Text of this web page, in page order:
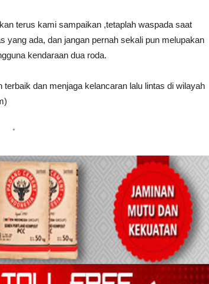
terus kami sampaikan ,tetaplah waspada saat
yang ada, dan jangan pernah sekali pun melupakan
kendaraan dua roda.
dan menjaga kelancaran lalu lintas di wilayah
*